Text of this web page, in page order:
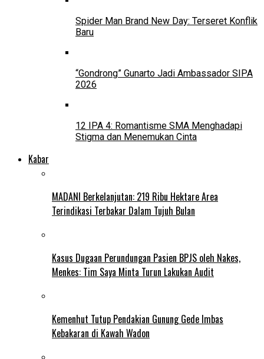
Spider Man Brand New Day: Terseret Konflik
Baru
“Gondrong” Gunarto Jadi Ambassador SIPA
2026
12 IPA 4: Romantisme SMA Menghadapi
Stigma dan Menemukan Cinta
Kabar
MADANI Berkelanjutan: 219 Ribu Hektare Area
Terindikasi Terbakar Dalam Tujuh Bulan
Kasus Dugaan Perundungan Pasien BPJS oleh Nakes,
Menkes: Tim Saya Minta Turun Lakukan Audit
Kemenhut Tutup Pendakian Gunung Gede Imbas
Kebakaran di Kawah Wadon